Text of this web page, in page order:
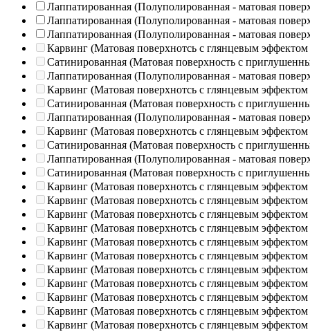
Лаппатированная (Полуполированная - матовая
Лаппатированная (Полуполированная - матовая
Лаппатированная (Полуполированная - матовая
Карвинг (Матовая поверхнотсь с глянцевым эффектом
Сатинированная (Матовая поверхность с
Лаппатированная (Полуполированная - матовая
Карвинг (Матовая поверхнотсь с глянцевым эффектом
Сатинированная (Матовая поверхность с
Лаппатированная (Полуполированная - матовая
Карвинг (Матовая поверхнотсь с глянцевым эффектом
Сатинированная (Матовая поверхность с
Лаппатированная (Полуполированная - матовая
Сатинированная (Матовая поверхность с
Карвинг (Матовая поверхнотсь с глянцевым эффектом
Карвинг (Матовая поверхнотсь с глянцевым эффектом
Карвинг (Матовая поверхнотсь с глянцевым эффектом
Карвинг (Матовая поверхнотсь с глянцевым эффектом
Карвинг (Матовая поверхнотсь с глянцевым эффектом
Карвинг (Матовая поверхнотсь с глянцевым эффектом
Карвинг (Матовая поверхнотсь с глянцевым эффектом
Карвинг (Матовая поверхнотсь с глянцевым эффектом
Карвинг (Матовая поверхнотсь с глянцевым эффектом
Карвинг (Матовая поверхнотсь с глянцевым эффектом
Карвинг (Матовая поверхнотсь с глянцевым эффектом